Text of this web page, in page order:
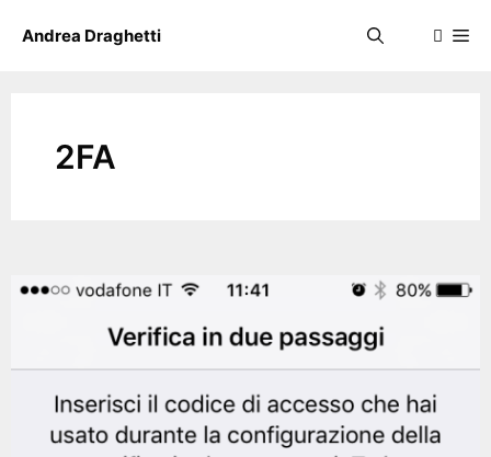
Andrea Draghetti
2FA